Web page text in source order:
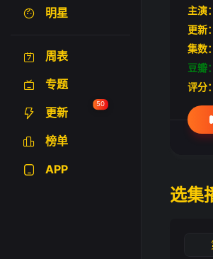
明星
周表
专题
更新
50
榜单
APP
主演：
更新：
集数：
豆瓣：
评分：
选集